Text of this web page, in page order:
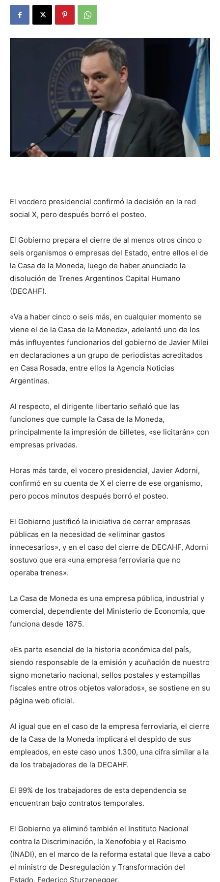
::
Verdad
que
ve…
El vocdero presidencial confirmó la decisión en la red
social X, pero después borró el posteo.
El Gobierno prepara el cierre de al menos otros cinco o
seis organismos o empresas del Estado, entre ellos el de
la Casa de la Moneda, luego de haber anunciado la
disolución de Trenes Argentinos Capital Humano
(DECAHF).
«Va a haber cinco o seis más, en cualquier momento se
viene el de la Casa de la Moneda», adelantó uno de los
más influyentes funcionarios del gobierno de Javier Milei
en declaraciones a un grupo de periodistas acreditados
en Casa Rosada, entre ellos la Agencia Noticias
Argentinas.
Al respecto, el dirigente libertario señaló que las
funciones que cumple la Casa de la Moneda,
principalmente la impresión de billetes, «se licitarán» con
empresas privadas.
Horas más tarde, el vocero presidencial, Javier Adorni,
confirmó en su cuenta de X el cierre de ese organismo,
pero pocos minutos después borró el posteo.
El Gobierno justificó la iniciativa de cerrar empresas
públicas en la necesidad de «eliminar gastos
innecesarios», y en el caso del cierre de DECAHF, Adorni
sostuvo que era «una empresa ferroviaria que no
operaba trenes».
La Casa de Moneda es una empresa pública, industrial y
comercial, dependiente del Ministerio de Economía, que
funciona desde 1875.
«Es parte esencial de la historia económica del país,
siendo responsable de la emisión y acuñación de nuestro
signo monetario nacional, sellos postales y estampillas
fiscales entre otros objetos valorados», se sostiene en su
página web oficial.
Al igual que en el caso de la empresa ferroviaria, el cierre
de la Casa de la Moneda implicará el despido de sus
empleados, en este caso unos 1.300, una cifra similar a la
de los trabajadores de la DECAHF.
El 99% de los trabajadores de esta dependencia se
encuentran bajo contratos temporales.
El Gobierno ya eliminó también el Instituto Nacional
contra la Discriminación, la Xenofobia y el Racismo
(INADI), en el marco de la reforma estatal que lleva a cabo
el ministro de Desregulación y Transformación del
Estado, Federico Sturzenegger.